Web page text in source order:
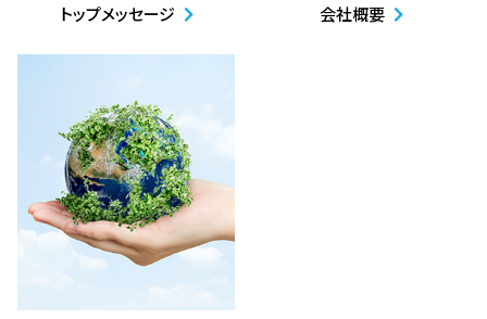
トップメッセージ 会社概要